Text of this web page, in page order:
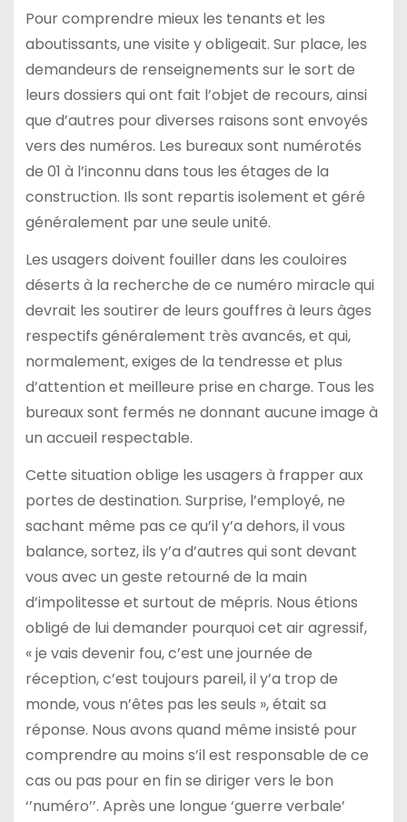
Pour comprendre mieux les tenants et les
aboutissants, une visite y obligeait. Sur place, les
demandeurs de renseignements sur le sort de
leurs dossiers qui ont fait l’objet de recours, ainsi
que d’autres pour diverses raisons sont envoyés
vers des numéros. Les bureaux sont numérotés
de 01 à l’inconnu dans tous les étages de la
construction. Ils sont repartis isolement et géré
généralement par une seule unité.
Les usagers doivent fouiller dans les couloires
déserts à la recherche de ce numéro miracle qui
devrait les soutirer de leurs gouffres à leurs âges
respectifs généralement très avancés, et qui,
normalement, exiges de la tendresse et plus
d’attention et meilleure prise en charge. Tous les
bureaux sont fermés ne donnant aucune image à
un accueil respectable.
Cette situation oblige les usagers à frapper aux
portes de destination. Surprise, l’employé, ne
sachant même pas ce qu’il y’a dehors, il vous
balance, sortez, ils y’a d’autres qui sont devant
vous avec un geste retourné de la main
d’impolitesse et surtout de mépris. Nous étions
obligé de lui demander pourquoi cet air agressif,
« je vais devenir fou, c’est une journée de
réception, c’est toujours pareil, il y’a trop de
monde, vous n’êtes pas les seuls », était sa
réponse. Nous avons quand même insisté pour
comprendre au moins s’il est responsable de ce
cas ou pas pour en fin se diriger vers le bon
‘’numéro’’. Après une longue ‘guerre verbale’